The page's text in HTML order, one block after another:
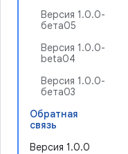
Версия 1.0.0-
бета05
Версия 1.0.0-
beta04
Версия 1.0.0-
бета03
Обратная
связь
Версия 1.0.0